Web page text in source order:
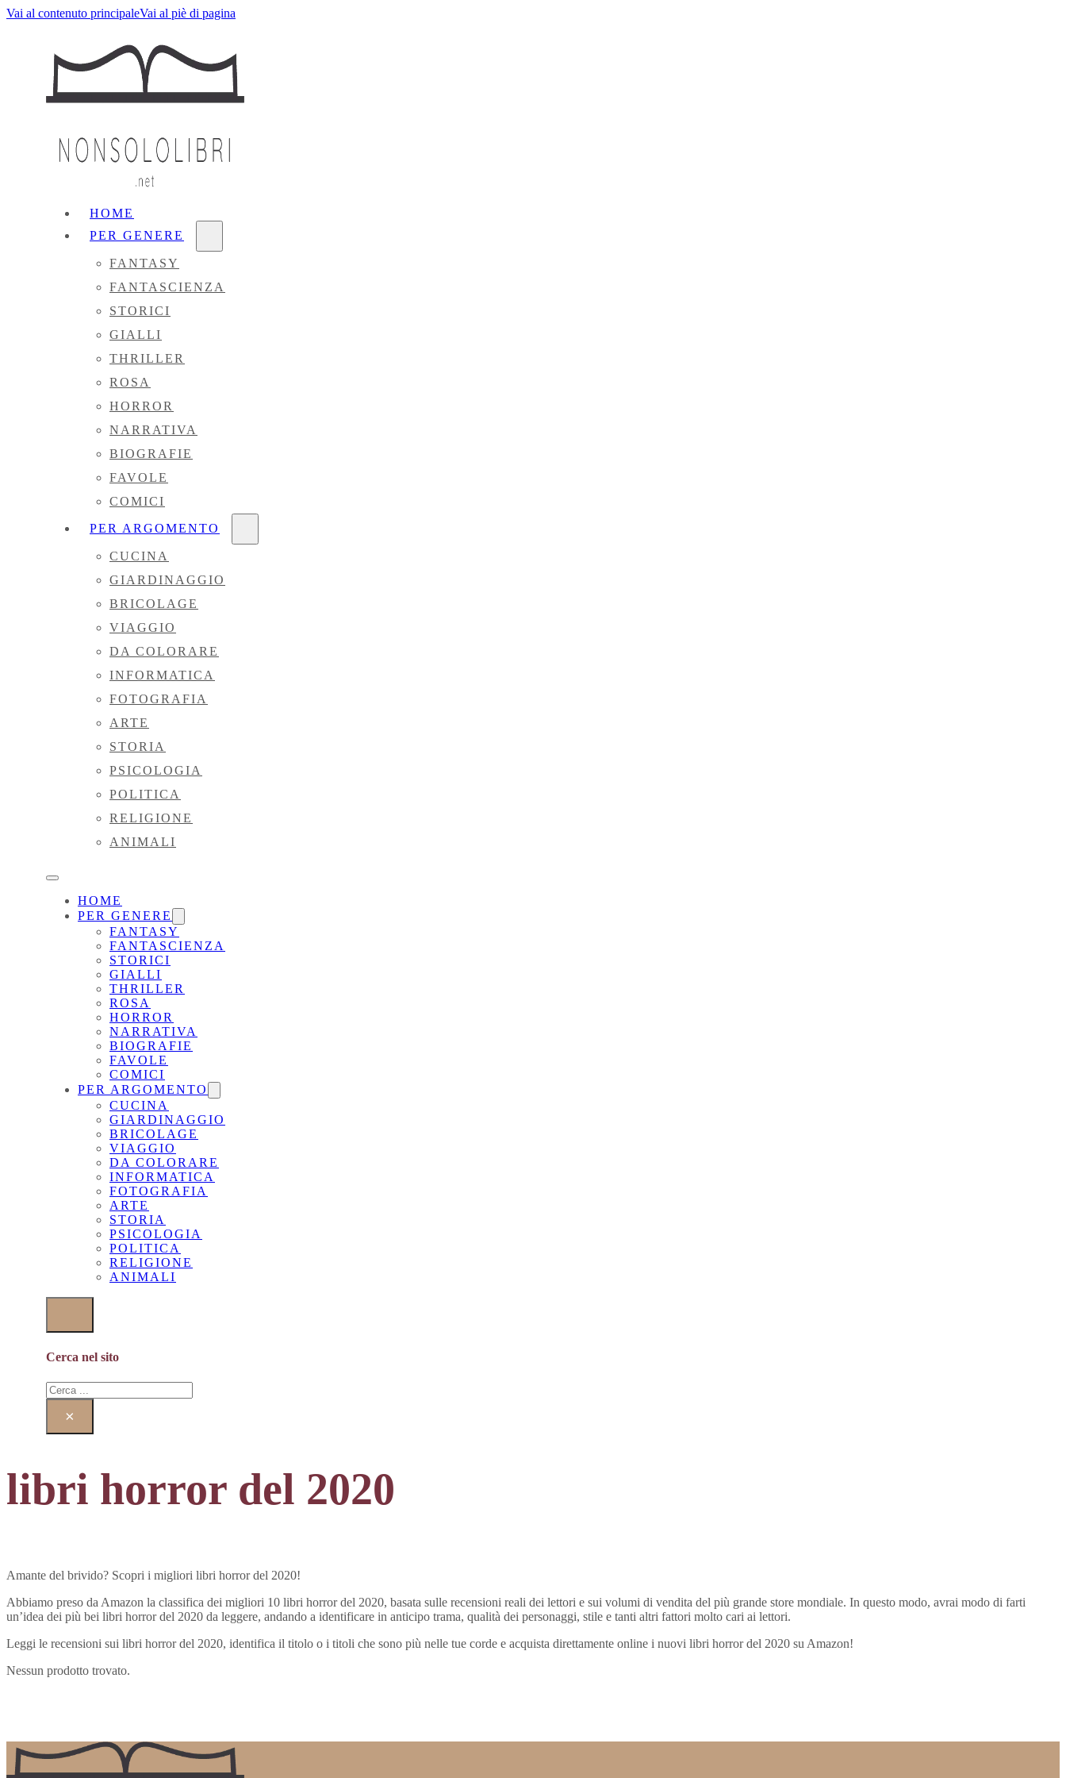
Vai al contenuto principaleVai al piè di pagina
HOME
PER GENERE
FANTASY
FANTASCIENZA
STORICI
GIALLI
THRILLER
ROSA
HORROR
NARRATIVA
BIOGRAFIE
FAVOLE
COMICI
PER ARGOMENTO
CUCINA
GIARDINAGGIO
BRICOLAGE
VIAGGIO
DA COLORARE
INFORMATICA
FOTOGRAFIA
ARTE
STORIA
PSICOLOGIA
POLITICA
RELIGIONE
ANIMALI
HOME
PER GENERE
FANTASY
FANTASCIENZA
STORICI
GIALLI
THRILLER
ROSA
HORROR
NARRATIVA
BIOGRAFIE
FAVOLE
COMICI
PER ARGOMENTO
CUCINA
GIARDINAGGIO
BRICOLAGE
VIAGGIO
DA COLORARE
INFORMATICA
FOTOGRAFIA
ARTE
STORIA
PSICOLOGIA
POLITICA
RELIGIONE
ANIMALI
Cerca nel sito
Cerca
×
libri horror del 2020
Amante del brivido? Scopri i migliori libri horror del 2020!
Abbiamo preso da Amazon la classifica dei migliori 10 libri horror del 2020, basata sulle recensioni reali dei lettori e sui volumi di vendita del più grande store mondiale. In questo modo, avrai modo di farti
un’idea dei più bei libri horror del 2020 da leggere, andando a identificare in anticipo trama, qualità dei personaggi, stile e tanti altri fattori molto cari ai lettori.
Leggi le recensioni sui libri horror del 2020, identifica il titolo o i titoli che sono più nelle tue corde e acquista direttamente online i nuovi libri horror del 2020 su Amazon!
Nessun prodotto trovato.